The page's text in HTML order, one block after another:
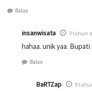
Balas
insanwisata 9 tahun
hahaa. unik yaa.
Balas
BaRTZap 9